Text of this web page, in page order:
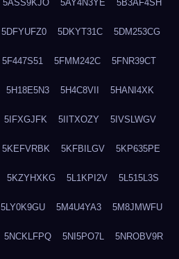
5ASS9KJO 5AY4N3YE 5B3AF4SH
5DFYUFZ0 5DKYT31C 5DM253CG
5F447S51 5FMM242C 5FNR39CT
5H18E5N3 5H4C8VII 5HANI4XK
5IFXGJFK 5IITXOZY 5IVSLWGV
5KEFVRBK 5KFBILGV 5KP635PE
5KZYHXKG 5L1KPI2V 5L515L3S
5LY0K9GU 5M4U4YA3 5M8JMWFU
5NCKLFPQ 5NI5PO7L 5NROBV9R